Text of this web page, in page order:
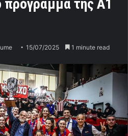
της Α1
15/07/2025 1 minute read